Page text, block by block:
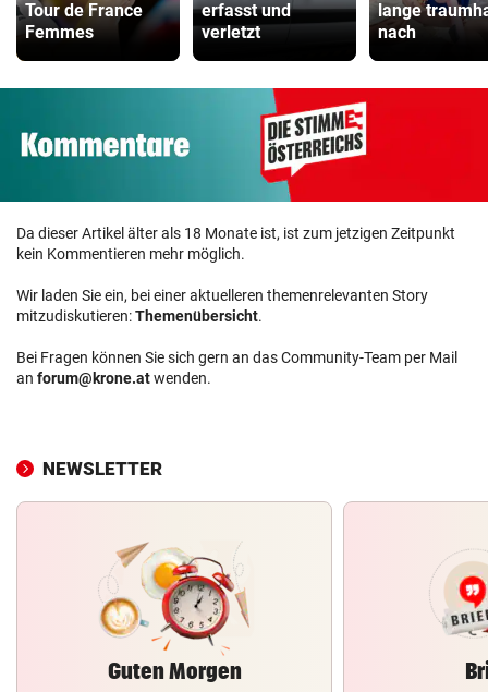
Tour de France
Femmes
erfasst und
verletzt
lange
nach
Da dieser Artikel älter als 18 Monate ist, ist zum jetzigen Zeitpunkt
kein Kommentieren mehr möglich.
Wir laden Sie ein, bei einer aktuelleren themenrelevanten Story
mitzudiskutieren:Themenübersicht.
Bei Fragen können Sie sich gern an das Community-Team per Mail
an forum@krone.atwenden.
NEWSLETTER
Guten Morgen